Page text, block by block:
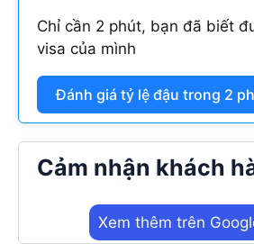
Chỉ cần 2 phút, bạn đã biết
visa của mình
Đánh giá tỷ lệ đậu trong 2
Cảm nhận khách
Xem thêm trên